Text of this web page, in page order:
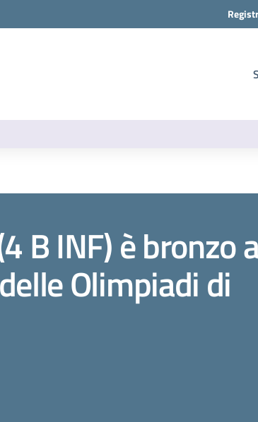
B INF) è bronzo
Olimpiadi di